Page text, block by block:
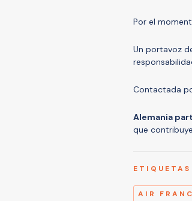
Por el
Un portavoz
Contactada
Alemania
que
AIR